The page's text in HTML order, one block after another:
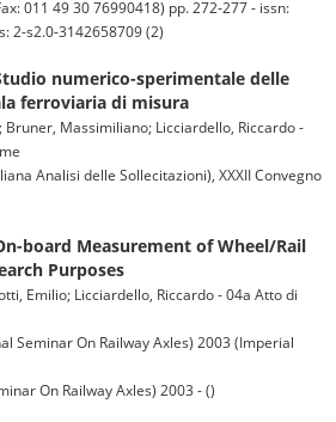
011 49 30 76990418) pp. 272-277 - issn:
2-s2.0-3142658709 (2)
numerico-sperimentale delle
ferroviaria di misura
Massimiliano; Licciardello, Riccardo -
Analisi delle Sollecitazioni), XXXII Convegno
board Measurement of Wheel/Rail
Purposes
Emilio; Licciardello, Riccardo - 04a Atto di
Seminar On Railway Axles) 2003 (Imperial
On Railway Axles) 2003 - ()